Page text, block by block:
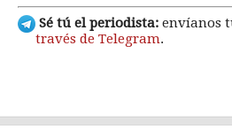
Sé tú el periodista: envíanos
través de Telegram.